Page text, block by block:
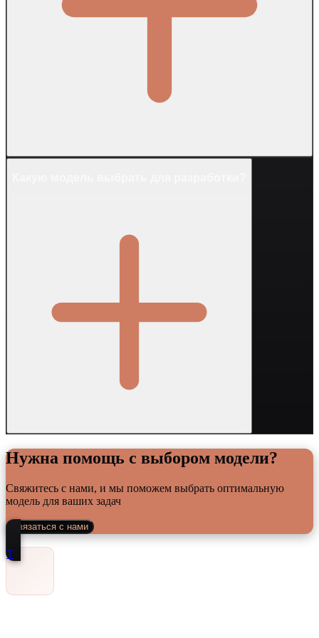
Нужна помощь с выбором модели?
Свяжитесь с нами, и мы поможем выбрать оптимальную
модель для ваших задач
Связаться с нами
Т